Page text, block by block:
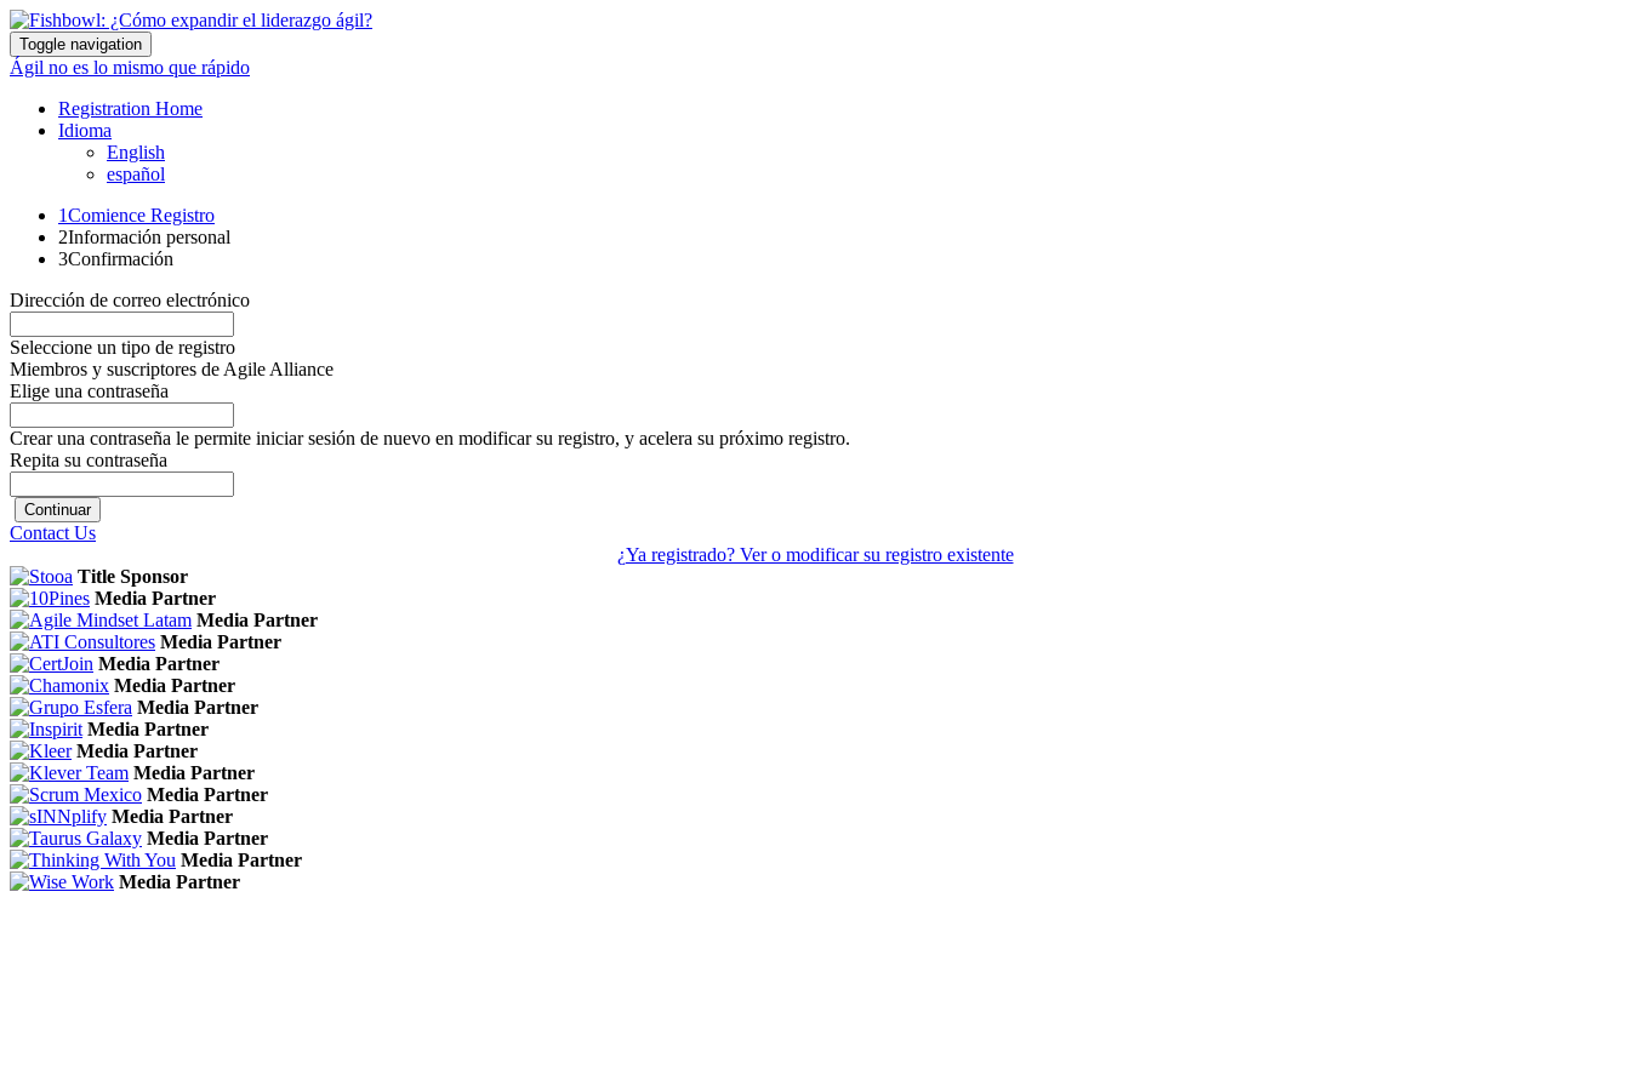
Toggle navigation
Ágil no es lo mismo que rápido
Registration Home
Idioma
English
español
1Comience Registro
2Información personal
3Confirmación
Dirección de correo electrónico
Seleccione un tipo de registro
Miembros y suscriptores de Agile Alliance
Elige una contraseña
Crear una contraseña le permite iniciar sesión de nuevo en modificar su registro, y acelera su próximo registro.
Repita su contraseña
Continuar
Contact Us
¿Ya registrado? Ver o modificar su registro existente
Title Sponsor
Media Partner
Media Partner
Media Partner
Media Partner
Media Partner
Media Partner
Media Partner
Media Partner
Media Partner
Media Partner
Media Partner
Media Partner
Media Partner
Media Partner